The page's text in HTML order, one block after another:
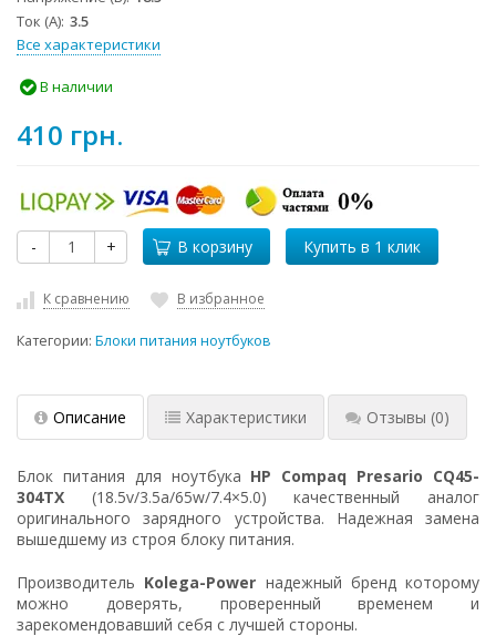
Ток (А) 3.5
Все характеристики
В наличии
410 грн.
- + В корзину
К сравнению В избранное
Категории: Блоки питания ноутбуков
Описание Характеристики Отзывы (0)
Блок питания для ноутбука HP Compaq Presario CQ45-
304TX (18.5v/3.5a/65w/7.4×5.0) качественный аналог
оригинального зарядного устройства. Надежная замена
вышедшему из строя блоку питания.
Производитель Kolega-Power надежный бренд которому
можно доверять, проверенный временем и
зарекомендовавший себя с лучшей стороны.